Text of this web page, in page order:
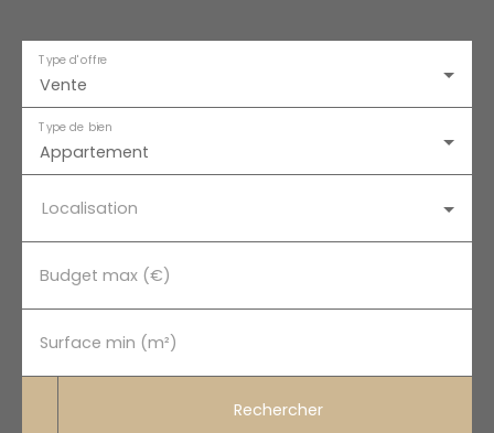
Vente
Type d'offre
Appartement
Type de bien
Localisation
Budget max (€)
Surface min (m²)
Rechercher